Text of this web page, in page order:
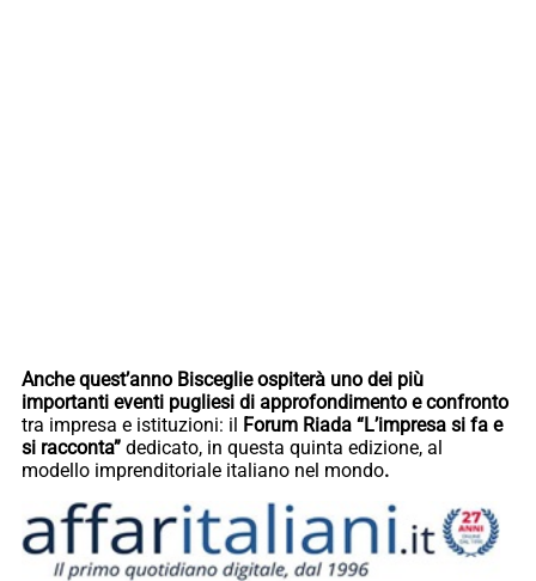
Anche quest’anno Bisceglie ospiterà uno dei più
importanti eventi pugliesi di approfondimento e confronto
tra impresa e istituzioni: il Forum Riada “L’impresa si fa e
si racconta” dedicato, in questa quinta edizione, al
modello imprenditoriale italiano nel mondo.